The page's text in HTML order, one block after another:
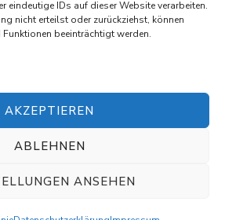
eindeutige IDs auf dieser Website verarbeiten.
nicht erteilst oder zurückziehst, können
beeinträchtigt werden.
AKZEPTIEREN
ABLEHNEN
ANSEHEN
Reiter
Shuvit e.V.. All Rights Reserved.